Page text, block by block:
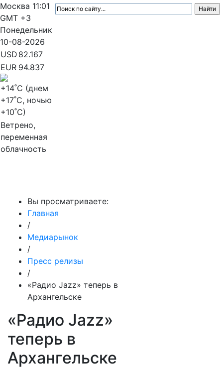
Москва 11:01
GMT +3
Понедельник
10-08-2026
USD 82.167
EUR 94.837
+14˚C (днем
+17˚C, ночью
+10˚C)
Ветрено,
переменная
облачность
Вы просматриваете:
Главная
/
Медиарынок
/
Пресс релизы
/
«Радио Jazz» теперь в
Архангельске
«Радио Jazz»
теперь в
Архангельске